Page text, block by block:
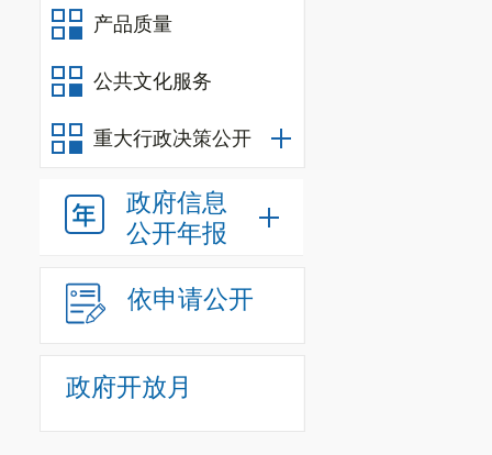
产品质量
公共文化服务
重大行政决策公开
政府信息
公开年报
依申请公开
政府开放月